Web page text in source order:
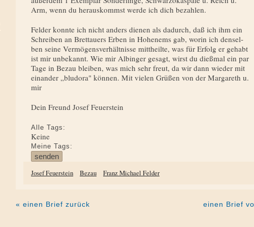
Arm, wenn du herauskommst werde ich dich bezahlen.
Felder konnte ich nicht anders dienen als dadurch, daß ich ihm ein
Schreiben an Brettauers Erben in Hohenems gab, worin ich densel­
ben seine Vermögensverhältnisse mittheilte, was für Erfolg er gehabt
ist mir unbekannt. Wie mir Albinger gesagt, wirst du dießmal ein par
Tage in Bezau bleiben, was mich sehr freut, da wir dann wieder mit
einander „bludora" können. Mit vielen Grüßen von der Margareth u.
mir
Dein Freund Josef Feuerstein
Alle Tags:
Keine
Meine Tags:
Josef Feuerstein Bezau Franz Michael Felder
« einen Brief zurück einen Brief